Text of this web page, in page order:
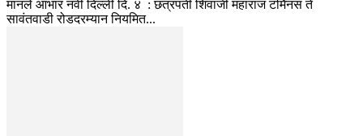
मानले आभार नवी दिल्ली दि. ४ : छत्रपती शिवाजी महाराज टर्मिनस ते
सावंतवाडी रोडदरम्यान नियमित...